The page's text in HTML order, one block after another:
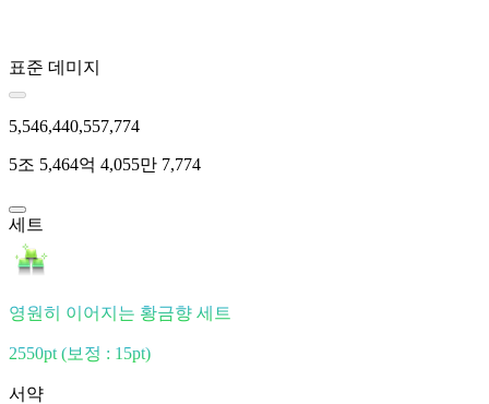
표준 데미지
5,546,440,557,774
5조 5,464억 4,055만 7,774
세트
영원히 이어지는 황금향 세트
2550pt (보정 : 15pt)
서약